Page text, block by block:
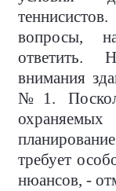
вопросы,
ответить.
внимания
№1.
требует
нюансов, -